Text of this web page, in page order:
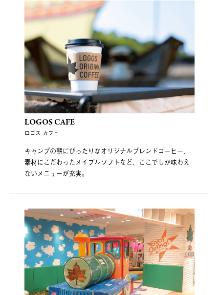
LOGOS CAFE
ロゴス カフェ
キャンプの朝にぴったりなオリジナルブレンドコーヒー、
素材にこだわったメイプルソフトなど、ここでしか味わえ
ないメニューが充実。